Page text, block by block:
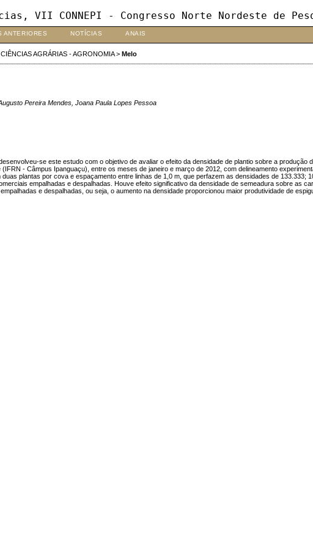
VII CONNEPI - Congresso Norte Nordeste de
ANTERIORES NOTÍCIAS ANAIS
AGRÁRIAS - AGRONOMIA> Melo
Pereira Mendes, Joana Paula Lopes Pessoa
se este estudo com o objetivo de avaliar o efeito da densidade de plantio sobre a produção
- Câmpus Ipanguaçu), entre os meses de janeiro e março de 2012, com delineamento
plantas por cova e espaçamento entre linhas de 1,0 m, que perfazem as densidades de 133.333;
empalhadas e despalhadas. Houve efeito significativo da densidade de semeadura sobre as
e despalhadas, ou seja, o aumento na densidade proporcionou maior produtividade de